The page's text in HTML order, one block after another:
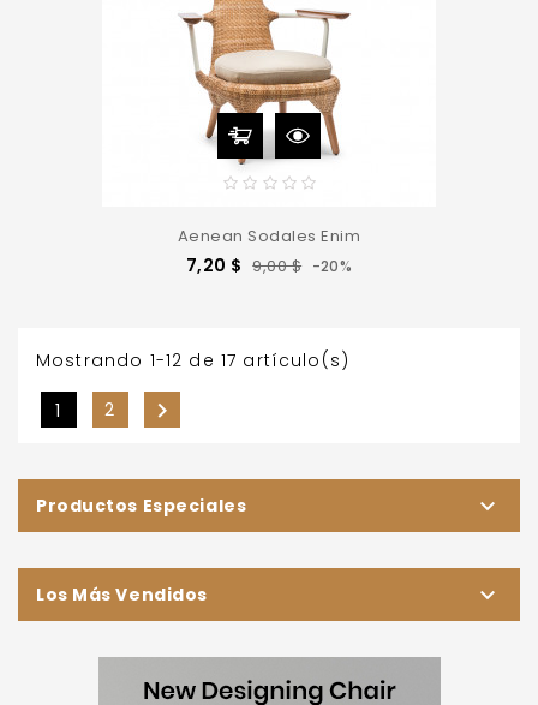
Aenean Sodales Enim
7,20 $ Precio
9,00 $ Precio
-20%
Mostrando 1-12 de 17 artículo(s)
1 2 
Productos Especiales 
Los Más Vendidos 